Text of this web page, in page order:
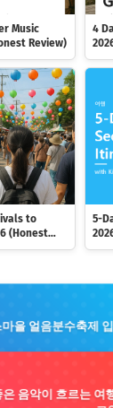
Music
Review)
4
to
(Honest
5-
마을 얼음분수축제
은 음악이 흐르는 여